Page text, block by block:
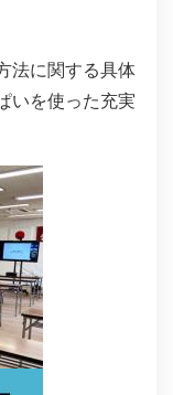
法に関する具体
いを使った充実